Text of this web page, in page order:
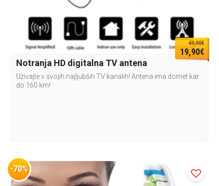
49,90€
19,90€
Notranja HD digitalna TV antena
Uživajte v svojih najljubših TV kanalih! Antena ima domet kar
do 160 km!
-70%